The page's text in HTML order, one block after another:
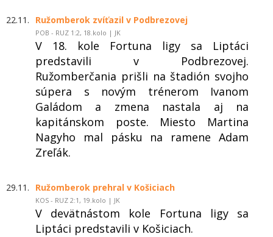
22.11. Ružomberok zvíťazil v Podbrezovej
POB - RUZ 1:2, 18.kolo | JK
V 18. kole Fortuna ligy sa Liptáci
predstavili v Podbrezovej.
Ružomberčania prišli na štadión svojho
súpera s novým trénerom Ivanom
Galádom a zmena nastala aj na
kapitánskom poste. Miesto Martina
Nagyho mal pásku na ramene Adam
Zreľák.
29.11. Ružomberok prehral v Košiciach
KOS - RUZ 2:1, 19.kolo | JK
V devätnástom kole Fortuna ligy sa
Liptáci predstavili v Košiciach.